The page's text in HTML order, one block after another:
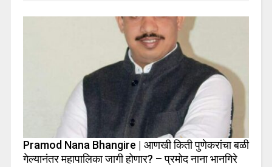
Pramod Nana Bhangire | आणखी किती पुणेकरांचा बळी
गेल्यानंतर महापालिका जागी होणार? – प्रमोद नाना भानगिरे